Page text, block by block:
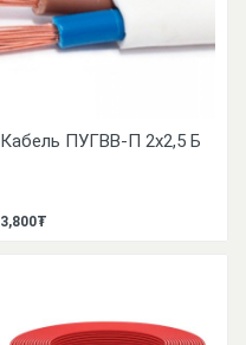
Кабель ПУГВВ-П 2х2,5 Б
3,800₮